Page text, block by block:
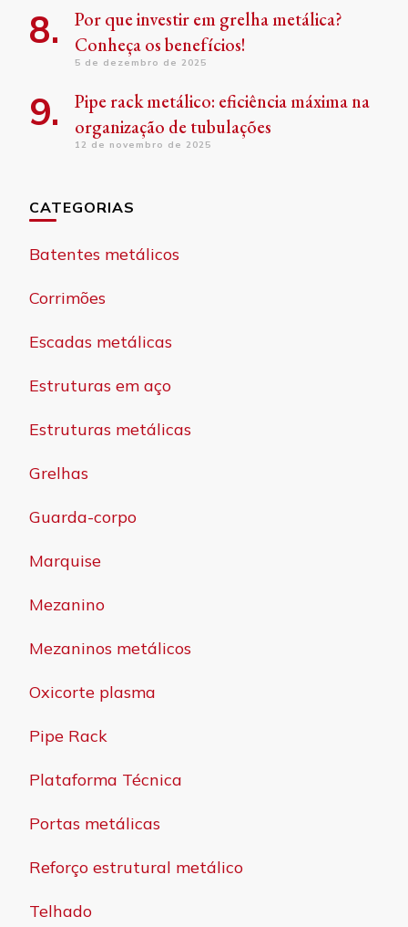
Por que investir em grelha metálica?
Conheça os benefícios!
5 de dezembro de 2025
Pipe rack metálico: eficiência máxima na
organização de tubulações
12 de novembro de 2025
CATEGORIAS
Batentes metálicos
Corrimões
Escadas metálicas
Estruturas em aço
Estruturas metálicas
Grelhas
Guarda-corpo
Marquise
Mezanino
Mezaninos metálicos
Oxicorte plasma
Pipe Rack
Plataforma Técnica
Portas metálicas
Reforço estrutural metálico
Telhado